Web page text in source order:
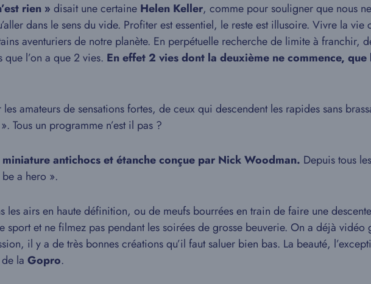
rien » disait une certaine Helen Keller, comme pour souligner que nous
dans le sens du vide. Profiter est essentiel, le reste est illusoire. Vivre la
aventuriers de notre planète. En perpétuelle recherche de limite à franchir,
l’on a que 2 vies. En effet 2 vies dont la deuxième ne commence, que
amateurs de sensations fortes, de ceux qui descendent les rapides sans
Tous un programme n’est il pas ?
antichocs et étanche conçue par Nick Woodman. Depuis tous
a hero ».
airs en haute définition, ou de meufs bourrées en train de faire une
et ne filmez pas pendant les soirées de grosse beuverie. On a déjà
il y a de très bonnes créations qu’il faut saluer bien bas. La beauté,
la Gopro.